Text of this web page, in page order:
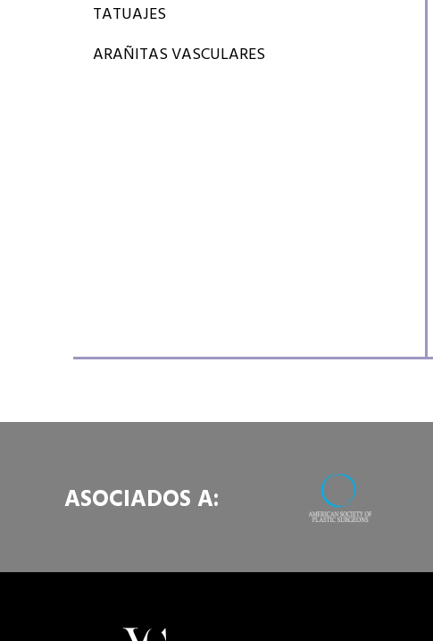
TATUAJES
ARAÑITAS VASCULARES
ASOCIADOS A: